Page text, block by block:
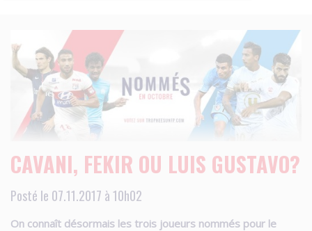
CAVANI, FEKIR OU LUIS GUSTAVO?
Posté le 07.11.2017 à 10h02
On connaît désormais les trois joueurs nommés pour le